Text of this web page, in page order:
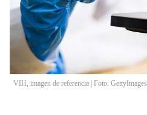
VIH, imagen de referencia | Foto: GettyImages